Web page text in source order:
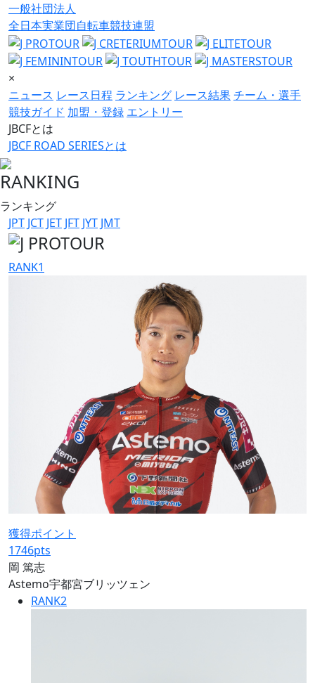
一般社団法人
全日本実業団自転車競技連盟
×
ニュース レース日程 ランキング レース結果チーム・選手
競技ガイド 加盟・登録 エントリー
JBCFとは
JBCF ROAD SERIESとは
RANKING
ランキング
JPT JCT JET JFT JYT JMT
RANK1
獲得ポイント
1746pts
岡 篤志
Astemo宇都宮ブリッツェン
RANK2